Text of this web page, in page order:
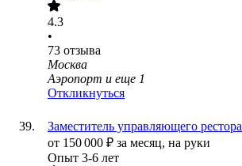
4.3
•
73 отзыва
Москва
Аэропорт и еще 1
Откликнуться
Заместитель управляющего
от 150 000 ₽ за месяц, на руки
Опыт 3-6 лет